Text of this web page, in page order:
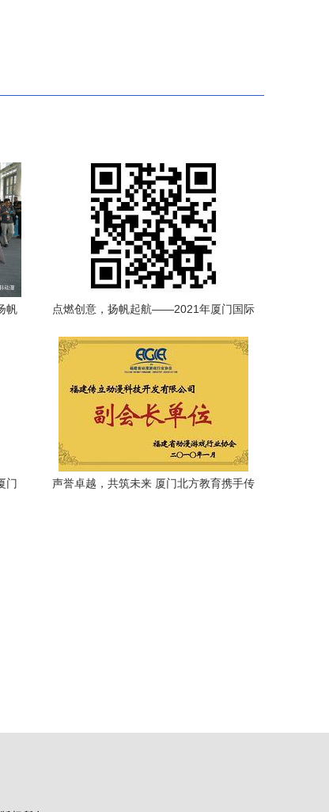
帆
点燃创意，扬帆起航——2021年厦门国际
动
门
声誉卓越，共筑未来 厦门北方教育携手传